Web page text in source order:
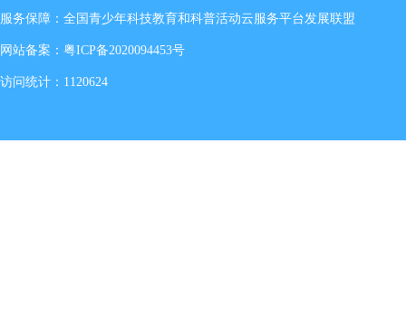
服务保障：全国青少年科技教育和科普活动云服务平台发展联盟
网站备案： 粤ICP备2020094453号
访问统计：1120624